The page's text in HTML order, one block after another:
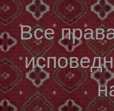
Все